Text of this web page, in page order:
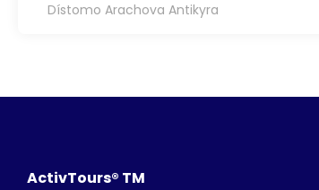
Dístomo Arachova Antikyra
ActivTours® TM